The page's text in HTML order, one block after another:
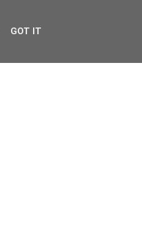
GOT IT